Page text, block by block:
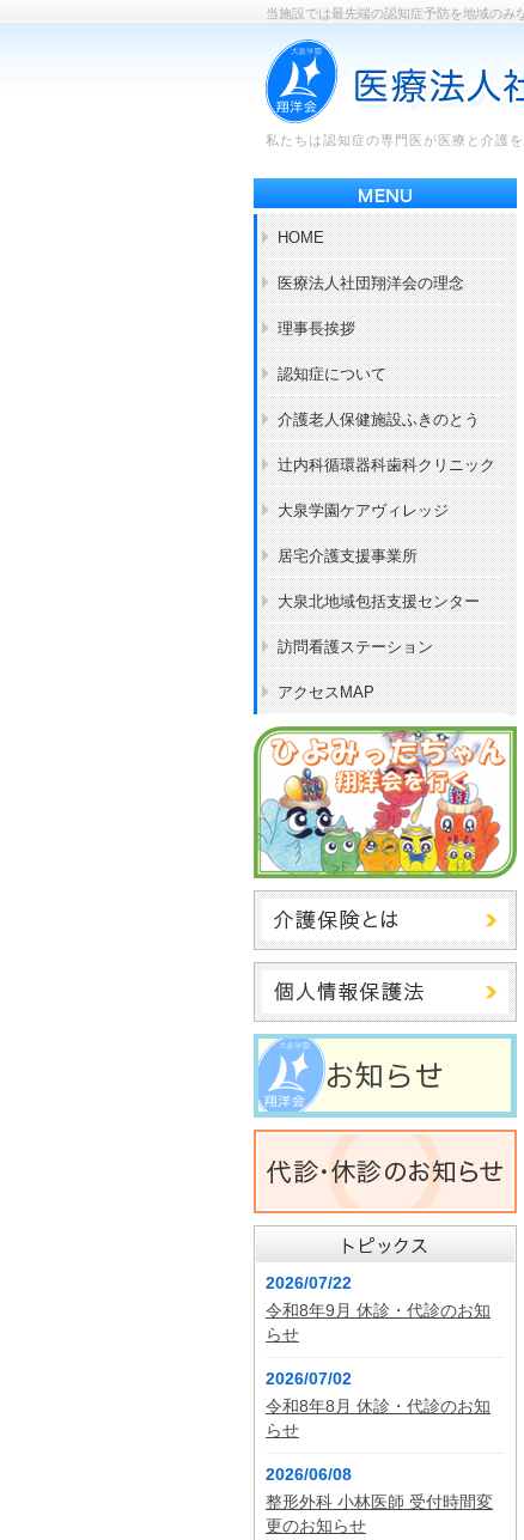
当施設では最先端の認知症予防を地域のみ
私たちは認知症の専門医が医療と介護
HOME
医療法人社団翔洋会の理念
理事長挨拶
認知症について
介護老人保健施設ふきのとう
辻内科循環器科歯科クリニック
大泉学園ケアヴィレッジ
居宅介護支援事業所
大泉北地域包括支援センター
訪問看護ステーション
アクセスMAP
2026/07/22
令和8年9月 休診・代診のお知
らせ
2026/07/02
令和8年8月 休診・代診のお知
らせ
2026/06/08
整形外科 小林医師 受付時間変
更のお知らせ